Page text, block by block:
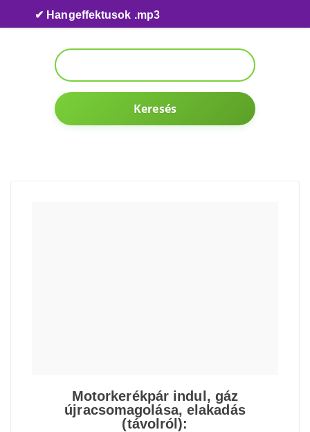
Skip to content
✔ Hangeffektusok .mp3
Keresés
Motorkerékpár indul, gáz
újracsomagolása, elakadás
(távolról):